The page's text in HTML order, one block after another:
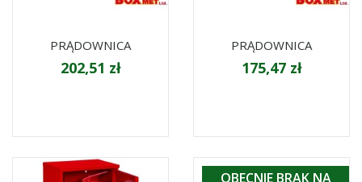
PRĄDOWNICA
202,51 zł
PRĄDOWNICA
175,47 zł
OBECNIE BRAK NA